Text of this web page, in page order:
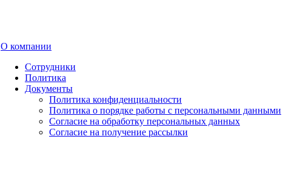
О компании
Сотрудники
Политика
Документы
Политика конфиденциальности
Политика о порядке работы с персональными данными
Согласие на обработку персональных данных
Согласие на получение рассылки